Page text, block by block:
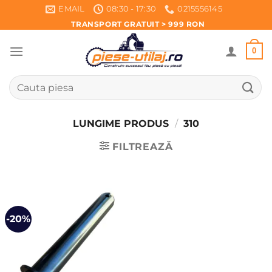
EMAIL 08:30 - 17:30
0215556145
TRANSPORT GRATUIT > 999 RON
0
Caută
după:
LUNGIME PRODUS / 310
FILTREAZĂ
-20%